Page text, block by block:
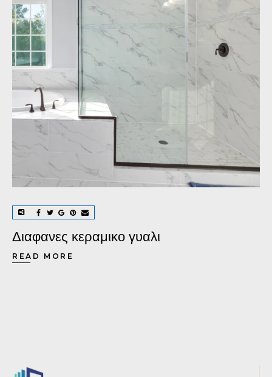
Διαφανες κεραμικο γυαλι
READ MORE